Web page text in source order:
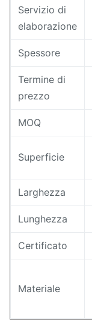
Servizio di
elaborazione
Spessore
Termine di
prezzo
MOQ
Superficie
Larghezza
Lunghezza
Certificato
Materiale